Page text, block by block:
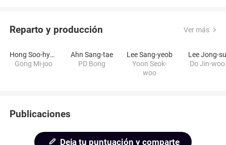
Reparto y producción Ver más
Hong Soo-hyun
Gong Mi-joo
Ahn Sang-tae
PD Bong
Lee Sang-yeob
Yoon Seok-
woo
Lee Jong-su
Do Jin-woo
Publicaciones
Deja tu puntuación y comparte